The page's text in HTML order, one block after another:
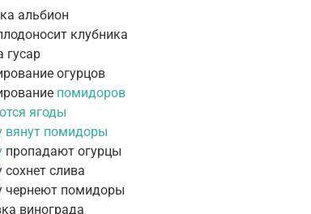
альбион
клубника
гусар
огурцов
помидоров
ягоды
вянут помидоры
пропадают огурцы
слива
чернеют помидоры
винограда